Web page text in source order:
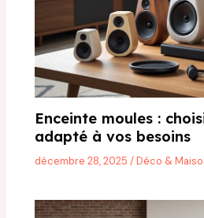
Enceinte moules :
adapté à vos besoins
décembre 28, 2025/Déco &